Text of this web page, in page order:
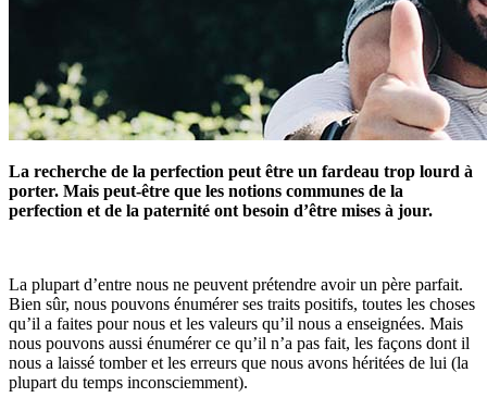
La recherche de la perfection peut être un fardeau trop lourd à
porter. Mais peut-être que les notions communes de la
perfection et de la paternité ont besoin d’être mises à jour.
La plupart d’entre nous ne peuvent prétendre avoir un père parfait.
Bien sûr, nous pouvons énumérer ses traits positifs, toutes les choses
qu’il a faites pour nous et les valeurs qu’il nous a enseignées. Mais
nous pouvons aussi énumérer ce qu’il n’a pas fait, les façons dont il
nous a laissé tomber et les erreurs que nous avons héritées de lui (la
plupart du temps inconsciemment).